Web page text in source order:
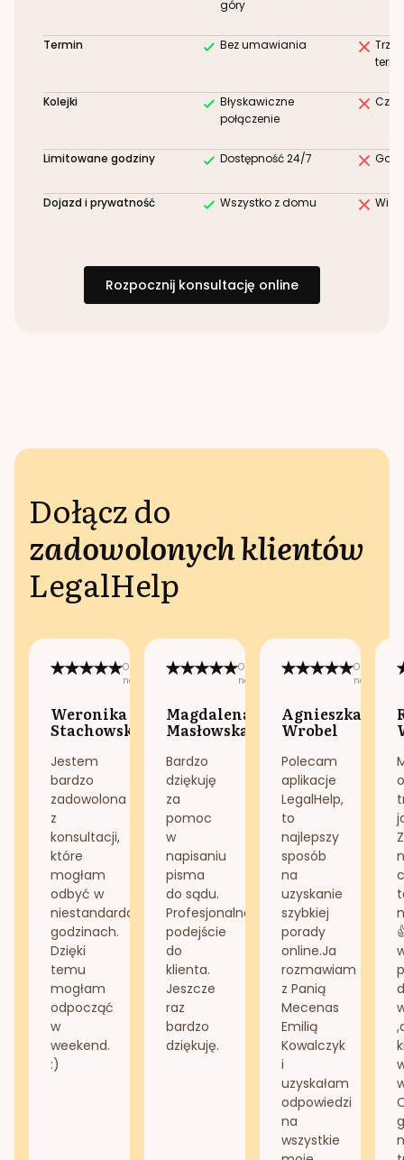
góry
Termin Bez umawiania
Kolejki
Błyskawiczne
połączenie
Limitowane godziny Dostępność 24/7
Dojazd i prywatność Wszystko z domu
Rozpocznij konsultację online
Dołącz do
zadowolonych klientów
LegalHelp
Opublikowano
na:
Weronika
Stachowska
Jestem
bardzo
zadowolona
z
konsultacji,
które
mogłam
odbyć w
niestandardowych
godzinach.
Dzięki
temu
mogłam
odpocząć
w
weekend.
:)
Opublikowano
na:
Magdalena
Masłowska
Bardzo
dziękuję
za
pomoc
w
napisaniu
pisma
do sądu.
Profesjonalne
podejście
do
klienta.
Jeszcze
raz
bardzo
dziękuję.
na:
Agnieszka
Wrobel
Polecam
aplikacje
LegalHelp,
to
najlepszy
sposób
na
uzyskanie
szybkiej
porady
online.Ja
rozmawiam
z Panią
Mecenas
Emilią
Kowalczyk
i
uzyskałam
odpowiedzi
na
wszystkie